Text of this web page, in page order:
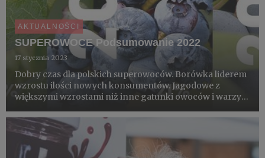
AKTUALNOŚCI
SUPEROWOCE Podsumowanie 2022
17 stycznia 2023
Dobry czas dla polskich superowoców. Borówka liderem
wzrostu ilości nowych konsumentów. Jagodowe z
większymi wzrostami niż inne gatunki owoców i warzyw.
żyć zdrowo i wygodnie. Według badań Kantar wyraźnie
wzrosła też świ...